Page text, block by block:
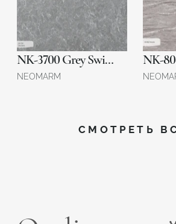
NK-3700 Grey Swirls
NEOMARM
NK-
СМОТРЕТЬ